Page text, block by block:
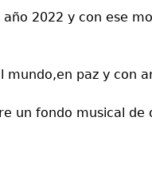
2022 y con ese
mundo,en paz y
un fondo musical